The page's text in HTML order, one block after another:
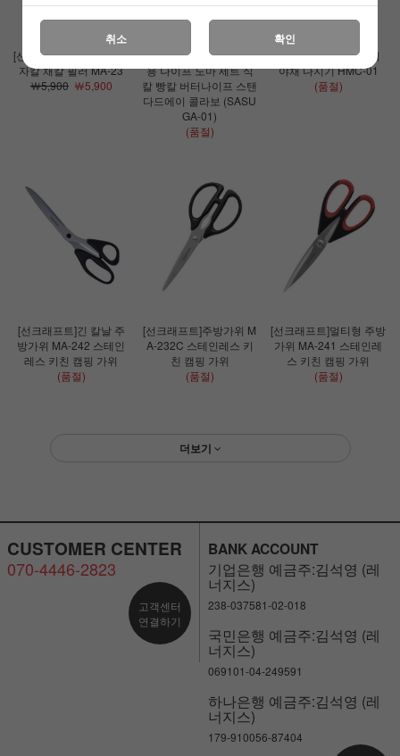
[선크래프트]메리안티 감
자칼 채칼 필러 MA-23
￦5,900￦5,900
[선크래프트]사스가 캠핑
용 나이프 도마 세트 식
칼 빵칼 버터나이프 스탠
다드에이 콜라보 (SASU
GA-01)
(품절)
[선크래프트]핸디 미니
야채 다지기 HMC-01
(품절)
[선크래프트]긴 칼날 주
방가위 MA-242 스테인
레스 키친 캠핑 가위
(품절)
[선크래프트]주방가위 M
A-232C 스테인레스 키
친 캠핑 가위
(품절)
[선크래프트]멀티형 주방
가위 MA-241 스테인레
스 키친 캠핑 가위
(품절)
더보기
CUSTOMER CENTER
070-4446-2823
고객센터
연결하기
BANK ACCOUNT
기업은행 예금주:김석영 (레
너지스)
238-037581-02-018
국민은행 예금주:김석영 (레
너지스)
069101-04-249591
하나은행 예금주:김석영 (레
너지스)
179-910056-87404
취소 확인